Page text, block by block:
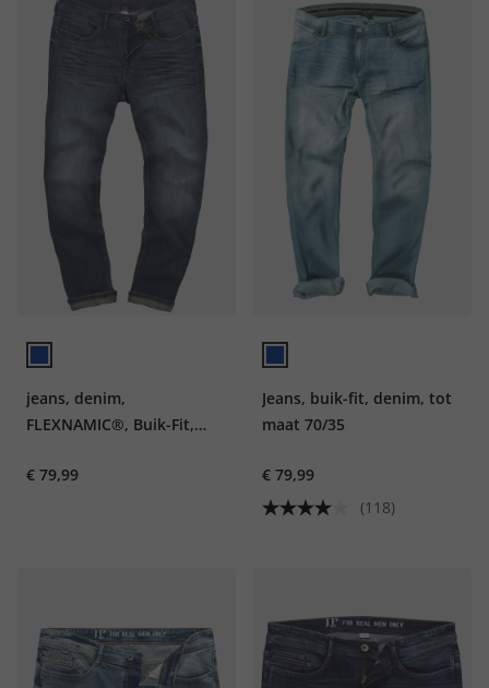
jeans, denim,
FLEXNAMIC®, Buik-Fit,
maat 36/72
€ 79,99
Jeans, buik-fit, denim, tot
maat 70/35
€ 79,99
(118)